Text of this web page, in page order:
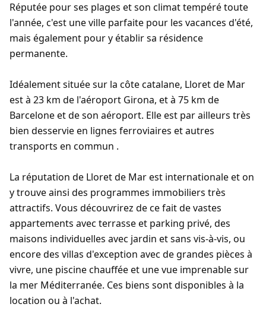
Réputée pour ses plages et son climat tempéré toute
l'année, c'est une ville parfaite pour les vacances d'été,
mais également pour y établir sa résidence
permanente.
Idéalement située sur la côte catalane, Lloret de Mar
est à 23 km de l'aéroport Girona, et à 75 km de
Barcelone et de son aéroport. Elle est par ailleurs très
bien desservie en lignes ferroviaires et autres
transports en commun .
La réputation de Lloret de Mar est internationale et on
y trouve ainsi des programmes immobiliers très
attractifs. Vous découvrirez de ce fait de vastes
appartements avec terrasse et parking privé, des
maisons individuelles avec jardin et sans vis-à-vis, ou
encore des villas d'exception avec de grandes pièces à
vivre, une piscine chauffée et une vue imprenable sur
la mer Méditerranée. Ces biens sont disponibles à la
location ou à l'achat.